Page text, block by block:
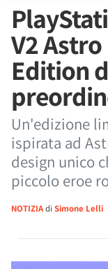
V2
Edition
Un'edizione
ispirata ad
design unico
piccolo eroe
NOTIZIAdi Simone Lelli